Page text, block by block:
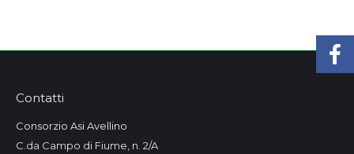
Contatti
Consorzio Asi Avellino
C.da Campo di Fiume, n. 2/A